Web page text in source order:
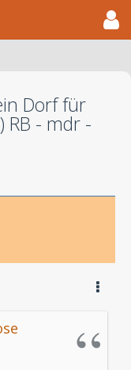
Dorf für
RB - mdr -